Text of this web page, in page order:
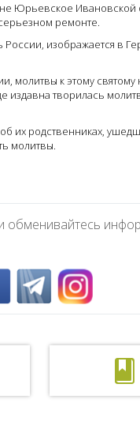
Юрьевское Ивановской
ремонте.
изображается в
молитвы к этому
издавна творилась
их родственниках,
молитвы.
обменивайтесь